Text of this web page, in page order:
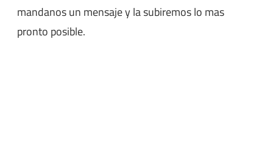
mandanos un mensaje y la subiremos lo mas
pronto posible.